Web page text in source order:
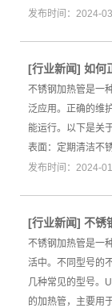
发布时间：2024-
[行业新闻] 如何
不锈钢加热管是一
泛应用。正确的维
能运行。以下是关
表面：定期清洁不
发布时间：2024-
[行业新闻] 不锈
不锈钢加热管是一
活中。不同型号的
几种常见的型号。
的加热管，主要用